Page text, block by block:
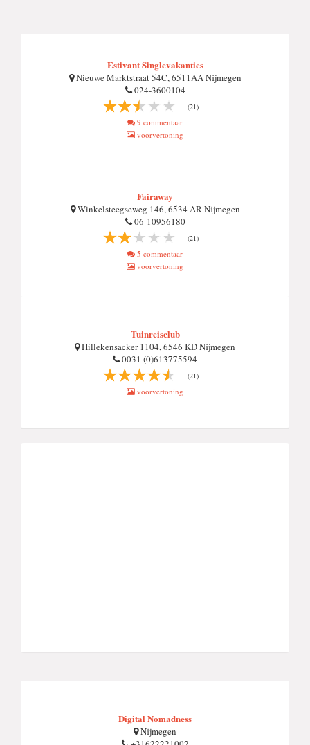
Estivant Singlevakanties
Nieuwe Marktstraat 54C, 6511AA Nijmegen
024-3600104
(21)
9 commentaar
voorvertoning
Fairaway
Winkelsteegseweg 146, 6534 AR Nijmegen
06-10956180
(21)
5 commentaar
voorvertoning
Tuinreisclub
Hillekensacker 1104, 6546 KD Nijmegen
0031 (0)613775594
(21)
voorvertoning
Digital Nomadness
Nijmegen